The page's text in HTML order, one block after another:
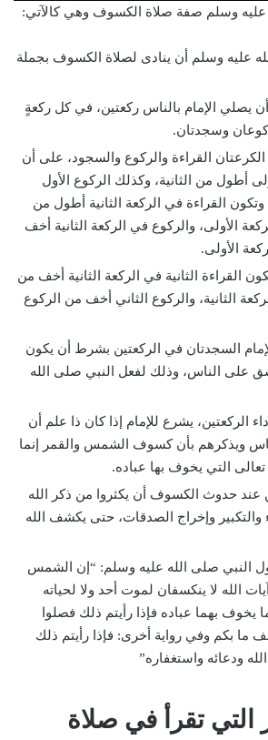
عليه وسلم صفة صلاة الكسوف وهي كالآتي:
عليه وسلم أن ينادى لصلاة الكسوف بجملة
يصلي الإمام بالناس ركعتين، في كل ركعةٍ
وسجدتان.
القراءة والركوع والسجود، على أن
أطول من الثانية، وكذلك الركوع الأول
القراءة في الركعة الثانية أطول من
الأولى، والركوع في الركعة الثانية أخف
الأولى.
القراءة الثانية في الركعة الثانية أخف من
الثانية، والركوع الثاني أخف من الركوع
السجدتان في الركعتين بشرط أن يكون
على الناس، وذلك لفعل النبي صلى الله
الركعتين، يشرع للإمام إذا كان ذا علم أن
ويذكرهم بأن كسوف الشمس والقمر إنما
التي يخوف بها عباده.
عند حدوث الكسوف أن يكثروا من ذكر الله
والتكبير وإخراج الصدقات، حتى يكشف الله
النبي صلى الله عليه وسلم: “إن الشمس
الله لا ينكسفان لموت أحد ولا لحياته
يخوف بهما عباده فإذا رأيتم ذلك فصلوا
ما بكم وفي رواية أخرى: فإذا رأيتم ذلك
ودعائه واستغفاره”
تقرأ في صلاة